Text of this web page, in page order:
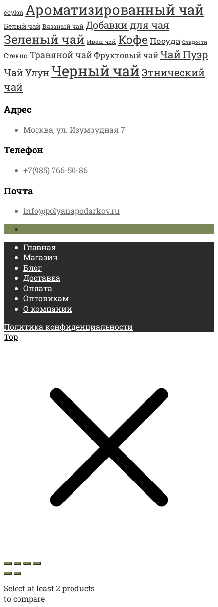
ceylon Ароматизированный чай
Белый чай Вязаный чай Добавки для чая
Зеленый чай Иван чай Кофе Посуда Сладости
Стекло Травяной чайФруктовый чайЧай Пуэр
Чай УлунЧерный чайЭтнический
чай
Адрес
Москва, ул. Изумрудная 7
Телефон
+7(985) 766-50-86
Почта
info@polyanapodarkov.ru
Главная
Магазин
Блог
Доставка
Оплата
Оптовикам
О компании
Политика конфиденциальности
Top
Select at least 2 products
to compare